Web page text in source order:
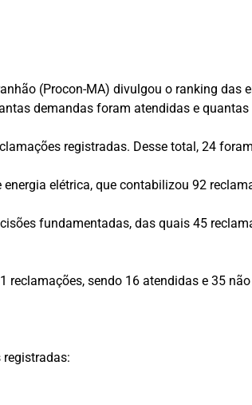
(Procon-MA) divulgou o ranking das
demandas foram atendidas e
registradas. Desse total, 24
elétrica, que contabilizou 92
fundamentadas, das quais 45
reclamações, sendo 16 atendidas e 35